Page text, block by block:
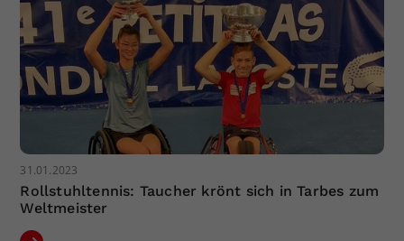
31.01.2023
Rollstuhltennis: Taucher krönt sich in Tarbes zum
Weltmeister